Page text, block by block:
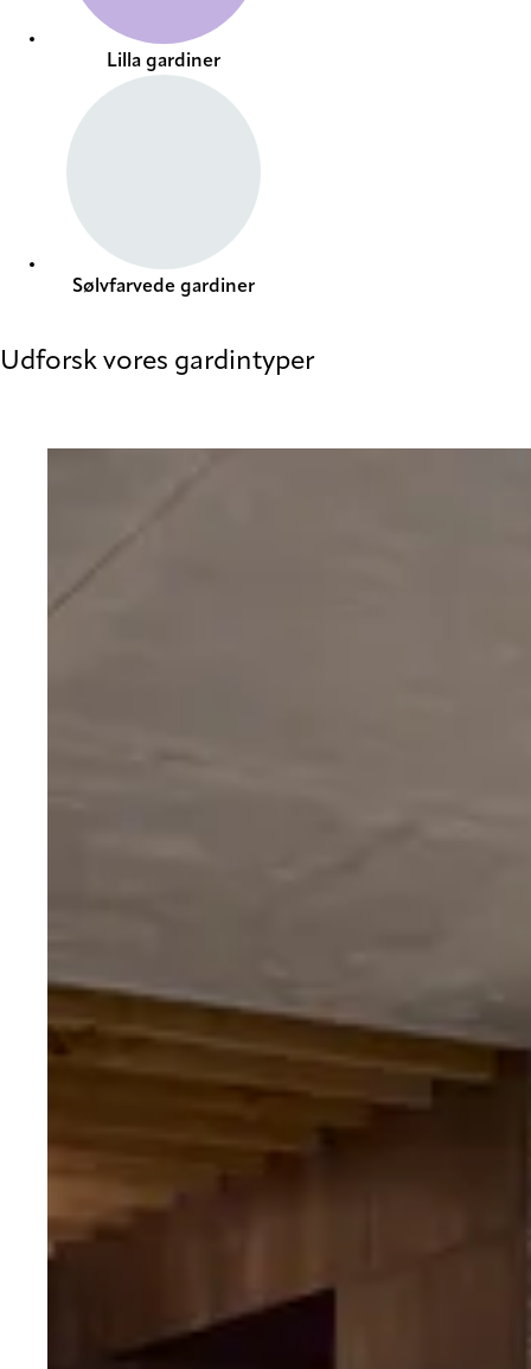
Lilla gardiner
Sølvfarvede gardiner
Udforsk vores gardintyper